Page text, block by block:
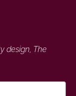
design, The